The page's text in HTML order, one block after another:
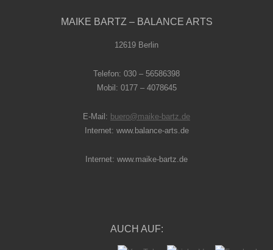
MAIKE BARTZ – BALANCE ARTS
12619 Berlin
Telefon: 030 – 56586398
Mobil: 0177 – 4078645
E-Mail: buero@maike-bartz.de
Internet: www.balance-arts.de
Internet: www.maike-bartz.de
AUCH AUF: